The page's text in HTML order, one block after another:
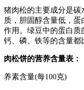
猪肉松的主要成分是
质，胆固醇含量低，
作用。绿豆中的蛋白质
钙、磷、铁等的含量都
肉松饼的营养含量表：
养素含量(每100克)